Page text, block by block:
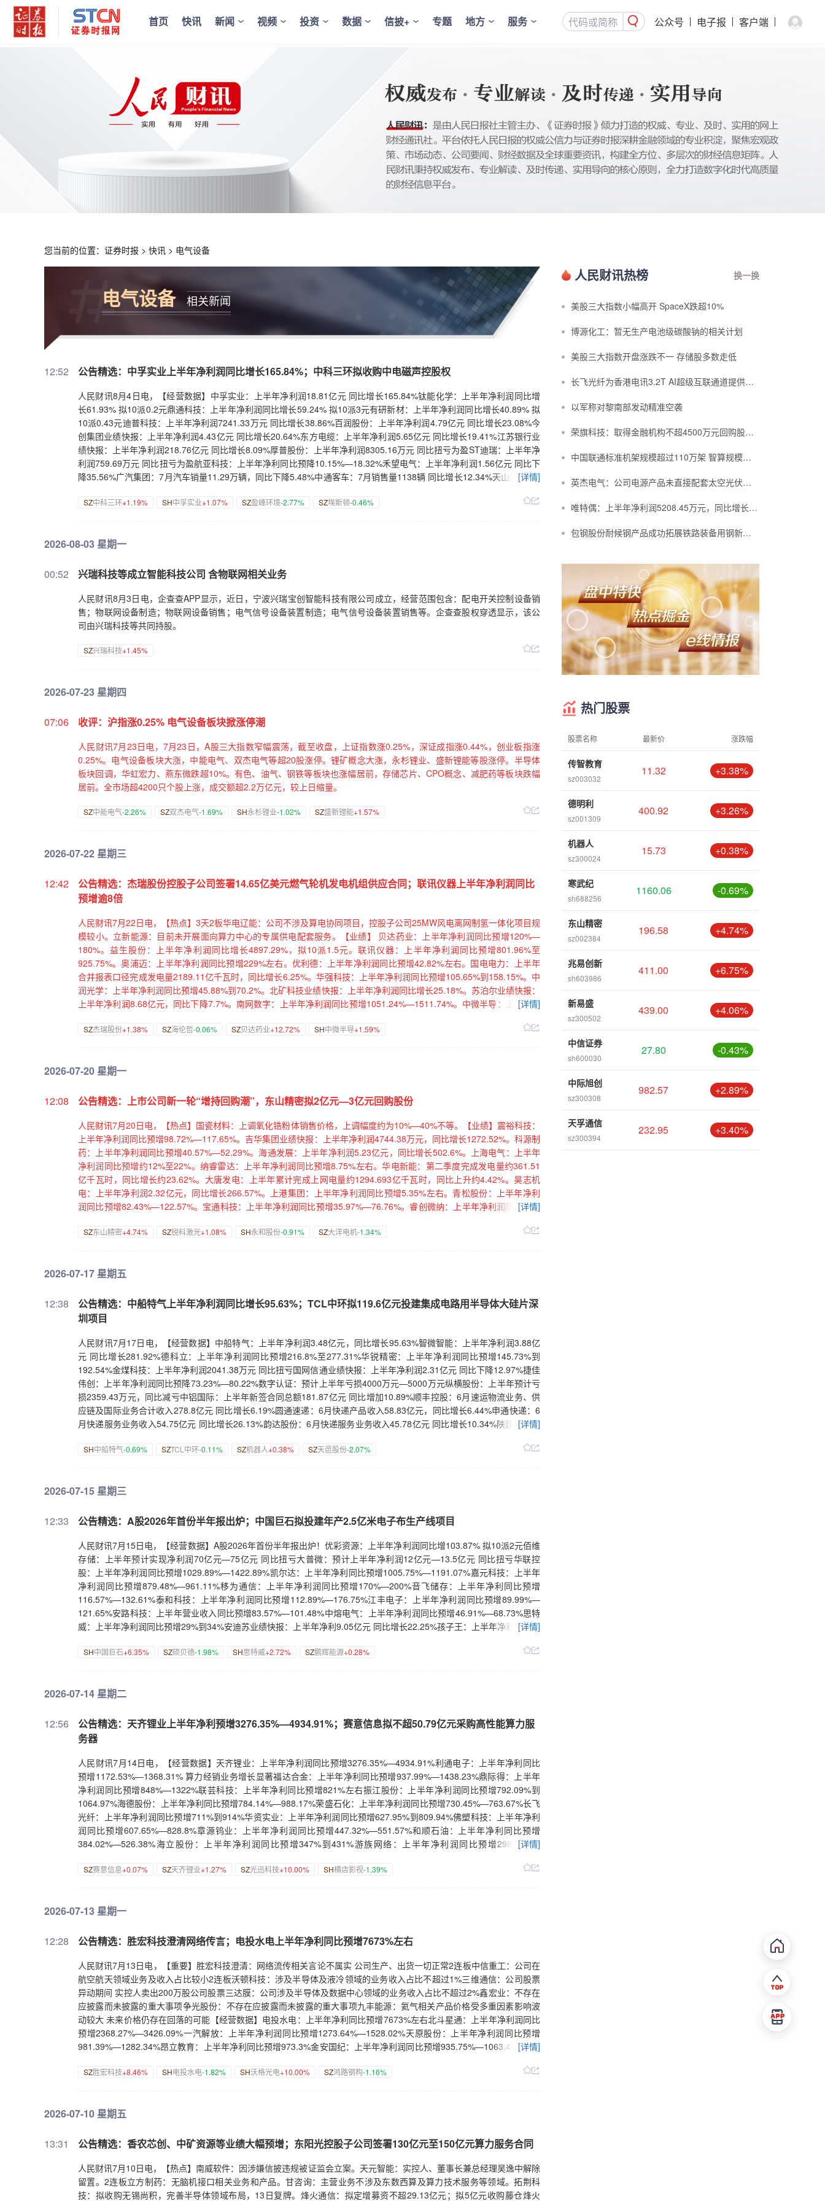
首页 快讯 新闻 视频 投资 数据 信披+ 专题 地方 服务 公众号 电子报 客户端
您当前的位置： 证券时报 > 快讯 > 电气设备
电气设备 相关新闻
12:52 公告精选：中孚实业上半年净利润同比增长165.84%；中科三环拟收购中电磁声控股权
人民财讯8月4日电，【经营数据】中孚实业：上半年净利润18.81亿元 同比增长165.84%钛能化学：上半年净利润同比增
长61.93% 拟10派0.2元鼎通科技：上半年净利润同比增长59.24% 拟10派3元有研新材：上半年净利润同比增长40.89% 拟
10派0.43元迪普科技：上半年净利润7241.33万元 同比增长38.86%百润股份：上半年净利润4.79亿元 同比增长23.08%今
创集团业绩快报：上半年净利润4.43亿元 同比增长20.64%东方电缆：上半年净利润5.65亿元 同比增长19.41%江苏银行业
绩快报：上半年净利润218.76亿元 同比增长8.09%厚普股份：上半年净利润8305.16万元 同比扭亏为盈ST迪瑞：上半年净
利润759.69万元 同比扭亏为盈航亚科技：上半年净利同比预降10.15%—18.32%禾望电气：上半年净利润1.56亿元 同比下
降35.56%广汽集团：7月汽车销量11.29万辆，同比下降5.48%中通客车：7月销售量1138辆 同比增长12.34%天山生物：7
中标合计8096.02万元项目【热点】3连板德龙汇能：控股股东、实控人不存在向公司注入资产计划盈峰环境：无人环卫机
份惠云钛业：拟2000万元—3000万元回购股份井松智能：拟1500万元—2000万元回购公司股份燕麦科技：拟1000万元—
金重工：与挪威船东签署约10亿元船舶建造合同金诚信：子公司签署约1.15亿美元采矿合同金卡智能：子公司签署约8.9亿
模组及配件建设项目等智动力：拟投资约3亿元建设光通信、算力热控及ITO用电子专用材料产业化等项目博深股份：拟设
立合资公司并购买经营性资产开展保温管道业务盈峰环境：全资子公司出资1700万元认购砺思星瀚基金部分份额【其他】
太阳能：7月共收到可再生能源补贴资金9.4亿元中金岭南：因发生事故 凡口铅锌矿停产万华化学：烟台产业园MDI装置停
英杰被证监会立案联创光电：公司及实控人因涉嫌未按规定披露非经营性资金往来等违法行为被立案美力科技：拟定增募
支持远望谷：收到金融机构不超9000万元回购股票专项融资支持华源控股：获得金融机构不超9000万元回购股票专项融资
资支持津药药业：子公司产品在全国药品集中采购中拟中选国药现代：富马酸伏诺拉生获得化学原料药上市申请批准通知
得澳大利亚药品GMP符合性证书
[详情]
SZ中科三环+1.19% SH中孚实业+1.07% SZ盈峰环境-2.77% SZ埃斯顿-0.46%
2026-08-03 星期一
00:52 兴瑞科技等成立智能科技公司 含物联网相关业务
人民财讯8月3日电，企查查APP显示，近日，宁波兴瑞宝创智能科技有限公司成立，经营范围包含：配电开关控制设备销
售；物联网设备制造；物联网设备销售；电气信号设备装置制造；电气信号设备装置销售等。企查查股权穿透显示，该公
司由兴瑞科技等共同持股。
SZ兴瑞科技+1.45%
2026-07-23 星期四
07:06 收评：沪指涨0.25% 电气设备板块掀涨停潮
人民财讯7月23日电，7月23日，A股三大指数窄幅震荡，截至收盘，上证指数涨0.25%，深证成指涨0.44%，创业板指涨
0.25%。电气设备板块大涨，中能电气、双杰电气等超20股涨停。锂矿概念大涨，永杉锂业、盛新锂能等股涨停。半导体
板块回调，华虹宏力、燕东微跌超10%。有色、油气、钢铁等板块也涨幅居前，存储芯片、CPO概念、减肥药等板块跌幅
居前。全市场超4200只个股上涨，成交额超2.2万亿元，较上日缩量。
SZ中能电气-2.26% SZ双杰电气-1.69% SH永杉锂业-1.02% SZ盛新锂能+1.57%
2026-07-22 星期三
12:42
公告精选：杰瑞股份控股子公司签署14.65亿美元燃气轮机发电机组供应合同；联讯仪器上半年净利润同比
预增逾8倍
人民财讯7月22日电，【热点】3天2板华电辽能：公司不涉及算电协同项目，控股子公司25MW风电离网制氢一体化项目规
模较小。立新能源：目前未开展面向算力中心的专属供电配套服务。【业绩】 贝达药业：上半年净利润同比预增120%—
180%。益生股份：上半年净利润同比增长4897.29%，拟10派1.5元。联讯仪器：上半年净利润同比预增801.96%至
925.75%。奥浦迈：上半年净利润同比预增229%左右。优利德：上半年净利润同比预增42.82%左右。国电电力：上半年
合并报表口径完成发电量2189.11亿千瓦时，同比增长6.25%。华强科技：上半年净利润同比预增105.65%到158.15%。中
润光学：上半年净利润同比预增45.88%到70.2%。北矿科技业绩快报：上半年净利润同比增长25.18%。苏泊尔业绩快报：
上半年净利润8.68亿元，同比下降7.7%。南网数字：上半年净利润同比预增1051.24%—1511.74%。中微半导：上半年净
拟2000万元—3000万元增持公司股份。海伦哲：副总经理拟50万元—100万元增持公司股份。动力新科：控股股东上汽集
增持公司股份。兴业证券：股东拟3000万元—6000万元增持公司股份。大千生态：速源科技拟减持公司不超3%股份。百
控股股东一致行动人拟5000万元—1亿元增持公司股份。【回购】佰维存储：实控人、董事长提议以2亿元—2.5亿元回购
技：拟1亿元—1.5亿元回购股份。爱科赛博：拟2500万元—5000万元回购股份。双元科技：实控人、董事长提议以5000
万元—8000万元回购股份。东星医疗：拟2000万元—4000万元回购公司股份。富淼科技：拟2000万元—4000万元回购公
司股份。沃特股份：拟1500万元—3000万元回购公司股份。冠石科技：拟1500万元—3000万元回购股份。三孚新科：拟
2000万元—3000万元回购股份。长江证券：董事长提议以1亿元—2亿元回购股份。新华都：拟1620万元—2160万元回购
公司股份。恩捷股份：拟1亿元—2亿元回购公司股份。【合同中标】杰瑞股份：控股子公司签署14.65亿美元燃气轮机发电
机组供应合同。中国西电：子公司合计中标约41.29亿元国家电网采购项目。金冠股份：近期中标合计约2.52亿元项目。中
国化学：1—6月签订合同金额合计2094.9亿元。云南能投：获得龙陵县段家坝风电场项目开发权。风范股份：中标约1.49
输水系统分包合同。平治信息：预中标天府智算中心（四期）项目算力服务采购项目。金刚光伏：全资孙公司签订6.14亿
亿元投建珠海国纪增资扩产项目。绿联科技：拟投建龙华区大浪街道元芬村工业厂房城市更新项目。金开新能：拟出资4.5
份：拟4141.2万元购买格润智能100%股权。【其他】万华化学：董事长提议实施2026年中期利润分配方案，金额不低于
上半年净利润的25%。佰仁医疗：子公司交联胶原蛋白植入剂产品（胶原纤维填充剂-Ⅱ）获批注册。财达证券：上市证券
元。联环药业：阿加曲班化学原料药上市申请获批准。交运股份：证券简称将自7月28日起变更为“久事动娱”。虹软科技：
实控人提议实施2026年度中期分红，金额不低于上半年净利润的60%。奥比中光：筹划发行H股股票并在香港联交所上
市。
[详情]
SZ杰瑞股份+1.38% SZ海伦哲-0.06% SZ贝达药业+12.72% SH中微半导+1.59%
2026-07-20 星期一
12:08 公告精选：上市公司新一轮“增持回购潮”，东山精密拟2亿元—3亿元回购股份
人民财讯7月20日电，【热点】国瓷材料：上调氧化锆粉体销售价格，上调幅度约为10%—40%不等。【业绩】震裕科技：
上半年净利润同比预增98.72%—117.65%。吉华集团业绩快报：上半年净利润4744.38万元，同比增长1272.52%。科源制
药：上半年净利润同比预增40.57%—52.29%。海通发展：上半年净利润5.23亿元，同比增长502.6%。上海电气：上半年
净利润同比预增约12%至22%。纳睿雷达：上半年净利润同比预增8.75%左右。华电新能：第二季度完成发电量约361.51
亿千瓦时，同比增长约23.62%。大唐发电：上半年累计完成上网电量约1294.693亿千瓦时，同比上升约4.42%。昊志机
电：上半年净利润2.32亿元，同比增长266.57%。上港集团：上半年净利润同比预增5.35%左右。青松股份：上半年净利
润同比预增82.43%—122.57%。宝通科技：上半年净利润同比预增35.97%—76.76%。睿创微纳：上半年净利润同比预增
19.36%左右。苏大维格：上半年净利润同比预增58.18%—105.63%。中科三环业绩快报：上半年净利润同比增长
瑞科技未减持公司股份并提前终止减持计划。华懋科技：董事增持22600股公司股份。仙鹤股份：实控人拟以6000万元—1
低于160万元增持公司股份。新亚制程：控股股东及其一致行动人拟增持1%—2%公司股份。华勤技术：实控人拟增持公司
H股，增持金额人民币1000万元。川投能源：控股股东拟以2亿元—3亿元增持公司股份。上海银行：部分董事、高管等拟
份。中泰证券：董事长提议以1亿元—2亿元回购公司股份。浙江医药：拟1亿元—2亿元回购股份。天奈科技：拟1亿元—2
亿元回购股份。荣旗科技：拟2500万元—5000万元回购公司股份。三一重工：董事长提议以4亿元—8亿元回购股份。山东
高速：董事长提议以1亿元—2亿元回购股份。圆通速递：拟3000万元—5000万元回购股份。朗坤科技：董事长提议以
5000万元—1亿元回购股份。华友钴业：拟6亿元—10亿元回购股份。淳中科技：董事长提议以5000万元—1亿元回购股
份。白云电器：拟2000万元—4000万元回购公司股份。先导智能：拟2亿港元—4亿港元回购H股股份。普冉股份：董事长
提议3000万元—5000万元回购公司股份。智飞生物：拟1.5亿元—3亿元回购公司股份。莲花控股：拟5000万元—1亿元回
购股份。中石科技：拟3000万元—6000万元回购公司股份。矩子科技：拟8000万元—1.6亿元回购公司股份。呈和科技：
份。长缆科技：拟1.8亿元—2.2亿元回购股份。奥士康：拟6000万元—1.2亿元回购股份。融捷股份：拟5000万元—1亿元
7.22亿元工程项目，中标金额约占公司2025年营收80.37%。龙建股份：中标5.55亿元公路养护工程施工项目。利民股份：
标1.86亿元项目。扬电科技：全资子公司签署8.6亿元《算力服务合同》。大金重工：与希腊船东签署3+1艘散货船建造合
同。国科天成：签订不低于6.3亿元非制冷红外探测器及热像仪产品销售合同。行云科技：签订采购算力服务重大合同及框
架协议。宇顺电子：全资子公司签署7.31亿元《算力基础计算服务器租赁协议》。【重大投资】指南针：拟对麦高证券增
资2亿元。久日新材：“18340吨/年光固化材料及光刻胶中间体建设项目”部分产品投产。国投电力：拟与宁德时代设合资公
司，投建牙根二级水电站。【再融资】东华软件：拟定增募资不超20.29亿元，用于东华云樽智算中心建设项目等。华通线
缆：终止向不特定对象发行可转债。杭电股份：拟定增募资不超28.8亿元，用于年产3万吨人工智能用高端电子电路铜箔等
项目。【其他】雷迪克：公司实际控制人因非本公司事项收到《取保候审决定书》。国网英大：出售英大期货全部股权获
得证监会核准批复。上海医药：清润养目颗粒临床试验获批准。淮北矿业：聚能发电一号机组通过168小时试运行。骏亚科
技：全资子公司退回298.81万元政府补助。中国平安：坚定支持资本市场发展与提升股东回报。新华保险：持续优化权益
所上市。
[详情]
SZ东山精密+4.74% SZ锐科激光+1.08% SH永和股份-0.91% SZ大洋电机-1.34%
2026-07-17 星期五
12:38
公告精选：中船特气上半年净利润同比增长95.63%；TCL中环拟119.6亿元投建集成电路用半导体大硅片深
圳项目
人民财讯7月17日电，【经营数据】中船特气：上半年净利润3.48亿元，同比增长95.63%智微智能：上半年净利润3.88亿
元 同比增长281.92%德科立：上半年净利润同比预增216.8%至277.31%华锐精密：上半年净利润同比预增145.73%到
192.54%金煤科技：上半年净利润2041.38万元 同比扭亏国网信通业绩快报：上半年净利润2.31亿元 同比下降12.97%捷佳
伟创：上半年净利润同比预降73.23%—80.22%数字认证：预计上半年亏损4000万元—5000万元纵横股份：上半年预计亏
损2359.43万元，同比减亏中铝国际：上半年新签合同总额181.87亿元 同比增加10.89%顺丰控股：6月速运物流业务、供
应链及国际业务合计收入278.8亿元 同比增长6.19%圆通速递：6月快递产品收入58.83亿元，同比增长6.44%申通快递：6
月快递服务业务收入54.75亿元 同比增长26.13%韵达股份：6月快递服务业务收入45.78亿元 同比增长10.34%陕建股份：
累计完成发电量324.51亿千瓦时【重大投资】TCL中环：拟119.6亿元投建集成电路用半导体大硅片深圳项目湖南裕能：拟
公司投建先进封装及测试项目安纳达：子公司拟32.98亿元投建年产30万吨电池级磷酸铁一体化工程项目宝色股份：拟9.7
资通用半导体深水海纳：拟投建枣阳化工园区废水集中预处理中心建设项目招商轮船：拟新建6艘VLOC散货船舶【热点】5
大 后续可能存在较大回调风险2连板道明光学：目前公司不存在“AI手机”相关业务2连板立新能源：公司整体经营情况保持
稳定 生产经营活动正常有序推进*ST萃华澄清：公司目前无正在筹划中的并购重组或债转股事宜劲旅环境：截至目前无人
驾驶业务营收占比极小开润股份：子公司间接投资深度求索公司仅作为财务性投资 对业绩不构成重大影响美格智能：端侧
AI、机器人等领域是公司产品重要的应用方向 是否能取得预期效益存在不确定性常山药业：公司艾本那肽注射液尚未上市
销售甘咨询：个别媒体关于“高盛重仓持有”的报道严重失实【并购重组】泛亚微透：拟收购天缘电工54.089%股份取得控股
权渝开发：拟2.25亿元收购黄葛晚渡公司51%股权 填补公司主城核心区高端住宅产品空白超卓航科：控股股东、实际控制
人筹划重大事项 股票继续停牌朗科智能：拟受让朗固科技35%股权 取得其控制权风光股份：拟8100万元收购瑞华新材
5000万元增持公司股份盈康生命：拟3000万元—6000万元回购股份苏文电能：拟3000万元—6000万元回购股份鸿富瀚：
金钢丝采购合同通光线缆：全资子公司预中标合计2.29亿元国家电网项目大连电瓷：子公司预中标合计5770万元国家电网
目【其他】国科微：拟定增募资不超过50.61亿元 用于新一代AI视觉处理芯片及解决方案研发与产业化项目等三友医疗：在
欧洲完成首台多臂脊柱手术机器人装机光洋股份：与盘毂动力签署战略合作框架协议国城矿业：控股子公司签署锂辉石精
券简称拟变更为“诺斯贝尔”中关村：盐酸伊伐布雷定片上市许可申请获受理成大生物：流感病毒裂解疫苗(高剂量)进入I期临
床试验石药创新：控股子公司恩维曲妥珠单抗注射液上市申请获受理贝达药业：盐酸埃克替尼片新增适应症临床试验申请
获批中源协和：VUM02注射液首例受试者已于7月17日完成入组给药奥精医疗：公司人工骨修复材料在泰国获得注册证
[详情]
SH中船特气-0.69% SZTCL中环-0.11% SZ机器人+0.38% SZ天邑股份-2.07%
2026-07-15 星期三
12:33 公告精选：A股2026年首份半年报出炉；中国巨石拟投建年产2.5亿米电子布生产线项目
人民财讯7月15日电，【经营数据】A股2026年首份半年报出炉！优彩资源：上半年净利润同比增103.87% 拟10派2元佰维
存储：上半年预计实现净利润70亿元—75亿元 同比扭亏大普微：预计上半年净利润12亿元—13.5亿元 同比扭亏华联控
股：上半年净利润同比预增1029.89%—1422.89%凯尔达：上半年净利同比预增1005.75%—1191.07%嘉元科技：上半年
净利润同比预增879.48%—961.11%移为通信：上半年净利润同比预增170%—200%音飞储存：上半年净利同比预增
116.57%—132.61%泰和科技：上半年净利润同比预增112.89%—176.75%江丰电子：上半年净利润同比预增89.99%—
121.65%安路科技：上半年营业收入同比预增83.57%—101.48%中熔电气：上半年净利润同比预增46.91%—68.73%思特
威：上半年净利润同比预增29%到34%安迪苏业绩快报：上半年净利9.05亿元 同比增长22.25%孩子王：上半年净利润同比
16.76%鹏辉能源：上半年预计实现净利润8亿元—8.66亿元 同比扭亏为盈硕贝德：上半年净利润同比预降19.48%—
成：截至6月30日在手订单余额为29.3亿元 同比增长4.13%华能国际：上半年完成上网电量1995.78亿千瓦时，同比下降
东航：6月客运运力投入同比下降3.89%南方航空：6月客运运力投入同比下降1.18%吉祥航空：6月客运运力投入同比上升
0.78%春秋航空：6月旅客周转量51.4亿人公里，同比上升15.53%隧道股份：上半年合计中标438.67亿元项目，同比减少
牌精测电子：拟收购上海精测41.17%股权 公司股票16日起复牌凤形股份：拟1.475亿元购买白银华鑫25%股权实施转型升
级【再融资】仕佳光子：拟定增募资不超28亿元 用于高速AWG芯片及光互连组件产能建设项目等灿勤科技：拟定增募资不
超过8.51亿元 用于先进陶瓷封装产业化项目等【增减持、回购】中创智领：董事长提议3亿元—4亿元回购公司股份永和股
份：拟1.5亿元—3亿元回购公司股份海泰新光：拟5000万元—1亿元回购股份通合科技：拟3500万元—7000万元回购股份
力盛体育：拟2000万元—4000万元回购股份科源制药：股东拟合计减持不超过3.57%公司股份京能热力：股东拟减持不超
3%公司股份海星股份：控股股东的一致行动人拟减持不超2%公司股份獐子岛：和岛一号基金拟减持公司不超过1.06%股份
【中标合同】东宏股份：预中标1.8亿元螺旋焊管框架项目和顺电气：中标中油技服2026—2028年度移动储能动力服务项
年产2.5亿米电子布生产线建设项目回天新材：子公司拟1.26亿元投建年产7.2万吨锂电池电极胶粘剂项目贤丰控股：全资
常 上半年净利润同比预降5.17%—14.42%超卓航科：控股股东、实际控制人筹划重大事项 股票停牌广汇物流：签署《红
紫光计算机增资扩股引入投资者 将不再纳入公司合并报表范围国联水产：子公司拟1.15亿元出售美国资产乐普医疗：
MWN110注射液开展成人体重控制适应症的临床试验获批复星医药：FXR0906注射液获临床试验批准恒瑞医药：收到两份
药物临床试验批准通知书中关村：盐酸曲唑酮缓释片上市许可申请获受理海创药业：氘恩扎鲁胺软胶囊临床试验获批准迈
威生物：9MW5211注射液新增适应症临床试验申请获受理特宝生物：ACT201注射液药物临床试验获批诺诚健华：
Soficitinib（ICP-332）治疗中重度特应性皮炎Ⅲ期注册性临床试验达到主要终点
[详情]
SH中国巨石+6.35% SZ硕贝德-1.98% SH思特威+2.72% SZ鹏辉能源+0.28%
2026-07-14 星期二
12:56
公告精选：天齐锂业上半年净利预增3276.35%—4934.91%；赛意信息拟不超50.79亿元采购高性能算力服
务器
人民财讯7月14日电，【经营数据】天齐锂业：上半年净利润同比预增3276.35%—4934.91%利通电子：上半年净利同比
预增1172.53%—1368.31% 算力经销业务增长显著福达合金：上半年净利同比预增937.99%—1438.23%鼎际得：上半年
净利润同比预增848%—1322%联芸科技：上半年净利同比预增821%左右振江股份：上半年净利润同比预增792.09%到
1064.97%海德股份：上半年净利同比预增784.14%—988.17%荣盛石化：上半年净利润同比预增730.45%—763.67%长飞
光纤：上半年净利润同比预增711%到914%华资实业：上半年净利润同比预增627.95%到809.94%佛塑科技：上半年净利
润同比预增607.65%—828.8%章源钨业：上半年净利润同比预增447.32%—551.57%和顺石油：上半年净利同比预增
384.02%—526.38%海立股份：上半年净利润同比预增347%到431%游族网络：上半年净利润同比预增298.76%—
密：上半年净利润同比预增282.58%—295.78%国轩高科：上半年净利润同比预增227.31%—322.77%中国人寿：上半年
云信：上半年净利润同比预增179%—211%永杰新材：上半年归母净利润同比预增169.08%—195.99%兴业银锡：上半年
预增128.62%左右视觉中国：上半年净利润同比预增128.42%—162.68%东方锆业：上半年净利润同比预增123.55%—
东重机：上半年净利润同比预增110.28%—175.27%申通快递：上半年净利润同比预增109.59%—133.85%天成自控：上
半年净利同比预增106.27%至149.24%中电鑫龙：预计上半年净利润同比增长104.79%至180.24%五粮液：上半年净利润
同比预增88.8%—98.97%金富科技：上半年净利润同比预增81.41%—101.57%韵达股份：上半年净利润同比预增71.15%
—98.57%广发证券：上半年净利润同比预增70%—85%长芯博创：上半年净利润同比预增66.45%—105.09%中国长城：
上半年净利润同比预增66.37%—138.7%中国巨石：上半年净利润同比预增65%至85%长电科技：上半年净利润同比预增
63.48%—101.70%世纪华通：上半年净利润同比预增61.87%—79.57%中信建投：上半年净利润同比预增60%到80%中航
沈飞：上半年净利同比预减58.23%左右鹏欣资源：上半年净利同比预增55.51%到83.79%兴业证券：上半年净利润同比预
润同比预增52.54%—68.89%光华科技：上半年净利润同比预增51.06%—74.17%上海临港：上半年净利同比预增51%至
60%华泰证券：上半年净利润同比预增50%到55%厦钨新能业绩快报：上半年净利润4.91亿元 同比增46.62%中原证券：上
31.06亿元 同比增19.49%天士力业绩快报：上半年净利8.93亿元 同比增15.23%中国神华：上半年预计实现净利润263亿元
扭亏长江通信：上半年预计实现净利润3.21亿元到4.66亿元 同比扭亏为盈合盛硅业：上半年预计实现净利润3.2亿元到3.8
亿元 同比扭亏为盈永辉超市：上半年预计实现净利润2.5亿元 同比扭亏为盈上海石化：上半年预计实现净利润2.34亿元—
3.51亿元 同比扭亏为盈通鼎互联：预计上半年净利润1.7亿元—2.4亿元 同比扭亏遥望科技：预计上半年净利润为1.4亿元
[详情]
SZ赛意信息+0.07% SZ天齐锂业+1.27% SZ光迅科技+10.00% SH横店影视-1.39%
2026-07-13 星期一
12:28 公告精选：胜宏科技澄清网络传言；电投水电上半年净利同比预增7673%左右
人民财讯7月13日电，【重要】胜宏科技澄清：网络流传相关言论不属实 公司生产、出货一切正常2连板中信重工：公司在
航空航天领域业务及收入占比较小2连板沃顿科技：涉及半导体及液冷领域的业务收入占比不超过1%三维通信：公司股票
异动期间 实控人卖出200万股公司股票三达膜：公司涉及半导体及数据中心领域的业务收入占比不超过2%鑫宏业：不存在
应披露而未披露的重大事项争光股份：不存在应披露而未披露的重大事项九丰能源：氦气相关产品价格受多重因素影响波
动较大 未来价格仍存在回落的可能【经营数据】电投水电：上半年净利同比预增7673%左右北斗星通：上半年净利润同比
预增2368.27%—3426.09%一汽解放：上半年净利润同比预增1273.64%—1528.02%天原股份：上半年净利润同比预增
981.39%—1282.34%昂立教育：上半年净利同比预增973.3%金安国纪：上半年净利润同比预增935.75%—1063.45%恒誉
预增642.86%—816.2%和邦生物：上半年净利同比预增614.68%—730.57%北京君正：上半年净利润同比预增431.03%—
润同比预增301.65%—376.03%鼎泰高科：上半年净利润同比预增300.62%—338.18%天创时尚：上半年净利润同比预增
装：上半年净利润同比预增254.58%—360.96%恒星科技：上半年净利润同比预增250.87%—426.3%华天科技：上半年净
增214.87%—258.95%拓斯达：上半年净利润同比预增213.24%—300.25%中国船舶：上半年净利同比预增212.29%—
273.39%八方股份：上半年净利润同比预增188.88%—272.75%方大集团：上半年净利润同比预增177.62%—223.89%罗
欣药业：上半年净利润同比预增176.91%—188.22%云铝股份：上半年净利润同比预增170.98%—181.82%洽洽食品：上
[详情]
SZ胜宏科技+8.46% SH电投水电-1.82% SH沃格光电+10.00% SZ鸿路钢构-1.16%
2026-07-10 星期五
13:31 公告精选：香农芯创、中矿资源等业绩大幅预增；东阳光控股子公司签署130亿元至150亿元算力服务合同
人民财讯7月10日电，【热点】南威软件：因涉嫌信披违规被证监会立案。天元智能：实控人、董事长兼总经理吴逸中解除
留置。2连板立方制药：无脑机接口相关业务和产品。甘咨询：主营业务不涉及东数西算及算力技术服务等领域。拓荆科
技：拟收购无锡尚积，完善半导体领域布局，13日复牌。烽火通信：拟定增募资不超29.13亿元；拟5亿元收购藤仓烽火
人民财讯热榜 换一换
美股三大指数小幅高开 SpaceX跌超10%
博源化工：暂无生产电池级碳酸钠的相关计划
美股三大指数开盘涨跌不一 存储股多数走低
长飞光纤为香港电讯3.2T AI超级互联通道提供空芯光纤光缆
以军称对黎南部发动精准空袭
荣旗科技：取得金融机构不超4500万元回购股份专项融资支持
中国联通标准机架规模超过110万架 智算规模达到45EFLOPS
英杰电气：公司电源产品未直接配套太空光伏项目
唯特偶：上半年净利润5208.45万元，同比增长23.47%
包钢股份耐候钢产品成功拓展铁路装备用钢新赛道
热门股票
股票名称 最新价 涨跌幅
传智教育
sz003032
11.32 +3.38%
德明利
sz001309
400.92 +3.26%
机器人
sz300024
15.73 +0.38%
寒武纪
sh688256
1160.06 -0.69%
东山精密
sz002384
196.58 +4.74%
兆易创新
sh603986
411.00 +6.75%
新易盛
sz300502
439.00 +4.06%
中信证券
sh600030
27.80 -0.43%
中际旭创
sz300308
982.57 +2.89%
天孚通信
sz300394
232.95 +3.40%